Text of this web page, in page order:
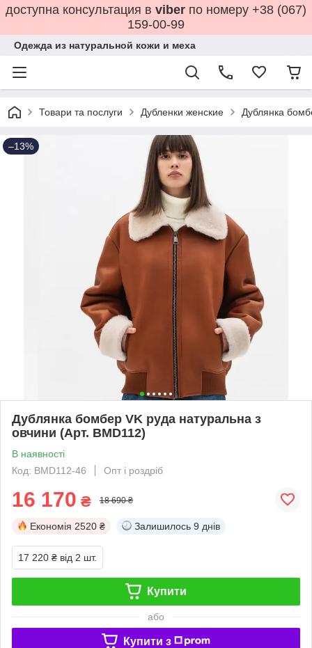
доступна консультация в viber по номеру +38 (067)
159-00-99
Одежда из натуральной кожи и меха
Товари та послуги Дубленки женские Дублянка
–13%
Дублянка бомбер VK руда натуральна з
овчини (Арт. BMD112)
В наявності
Код: BMD112-46
Опт і роздріб
16 170 ₴ 18 690 ₴
Економія 2520 ₴ Залишилось 9 днів
17 220 ₴ від 2 шт.
Купити
або
Купити з